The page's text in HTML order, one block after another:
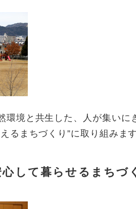
環境と共生した、人が集いに
るまちづくり”に取り組みます
心して暮らせるまちづ